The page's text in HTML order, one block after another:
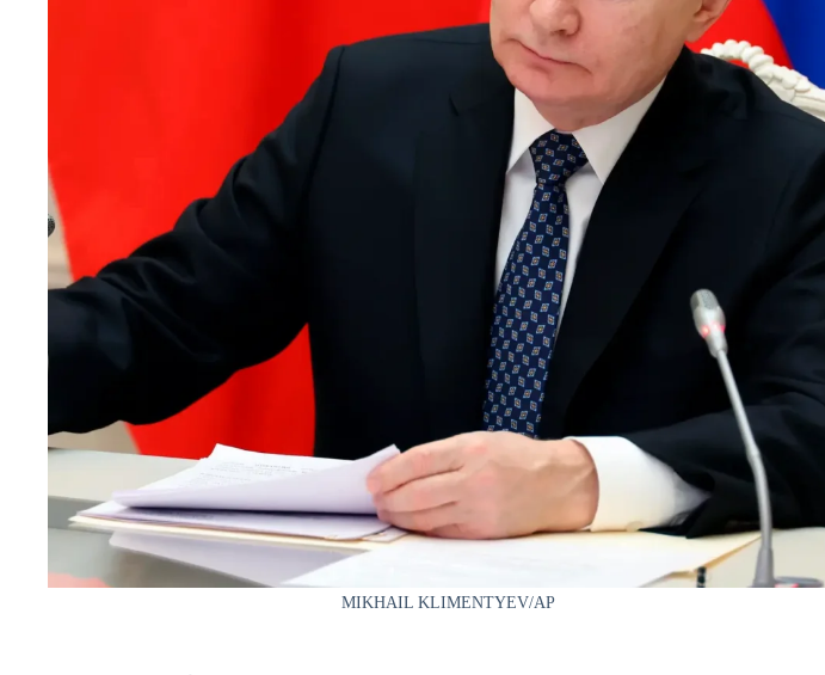
MIKHAIL KLIMENTYEV/AP